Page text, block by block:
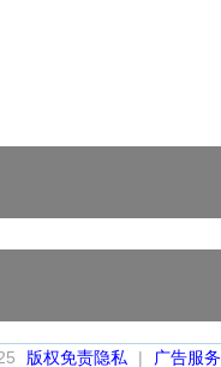
版权免责隐私 | 广告服务